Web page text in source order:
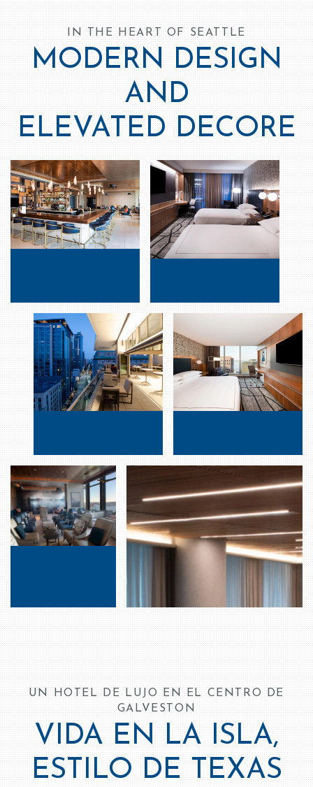
AND
ELEVATED DECORE
VIDA EN LA ISLA,
ESTILO DE TEXAS
The Tremont House es una cálida porción del encanto